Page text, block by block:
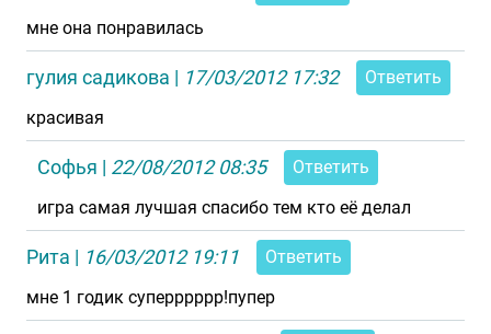
мне она понравилась
гулия садикова | 17/03/2012 17:32
Ответить
красивая
Софья | 22/08/2012 08:35
Ответить
игра самая лучшая спасибо тем кто её делал
Рита | 16/03/2012 19:11
Ответить
мне 1 годик суперррррр!пупер